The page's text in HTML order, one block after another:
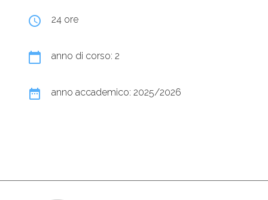
query_builder 24 ore
calendar_today anno di corso: 2
date_range anno accademico: 2025/2026